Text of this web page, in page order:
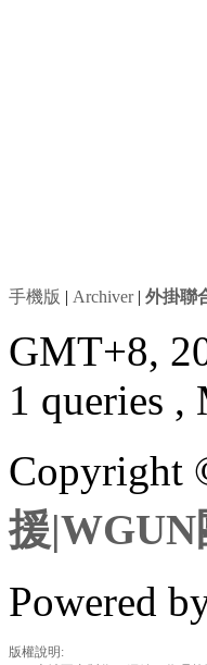
手機版 | Archiver| 外掛聯
GMT+8,
1 queries ,
Copyright
援|WGUN
Powered
版權說明: